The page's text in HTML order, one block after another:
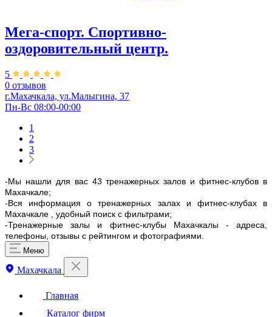
Мега-спорт. Спортивно-
оздоровительный центр.
5
0 отзывов
г.Махачкала, ул.Малыгина, 37
Пн-Вс 08:00-00:00
1
2
3
-Мы нашли для вас 43 тренажерных залов и фитнес-клубов в
Махачкале;
-Вся информация о тренажерных залах и фитнес-клубах в
Махачкале , удобный поиск с фильтрами;
-Тренажерные залы и фитнес-клубы Махачкалы - адреса,
телефоны, отзывы с рейтингом и фотографиями.
Меню
Махачкала
Главная
Каталог фирм